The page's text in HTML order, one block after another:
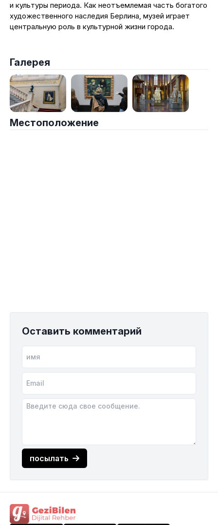
и культуры периода. Как неотъемлемая часть богатого
художественного наследия Берлина, музей играет
центральную роль в культурной жизни города.
Галерея
Местоположение
Оставить комментарий
посылать